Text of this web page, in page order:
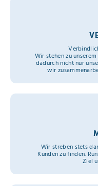
Wir stehen zu
dadurch nicht nur
wir
Wir streben stets
Kunden zu finden.
Ziel